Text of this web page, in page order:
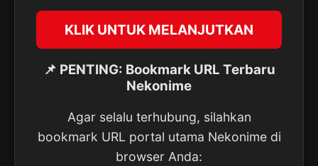
KLIK UNTUK MELANJUTKAN
📌 PENTING: Bookmark URL Terbaru
Nekonime
Agar selalu terhubung, silahkan
bookmark URL portal utama Nekonime di
browser Anda: